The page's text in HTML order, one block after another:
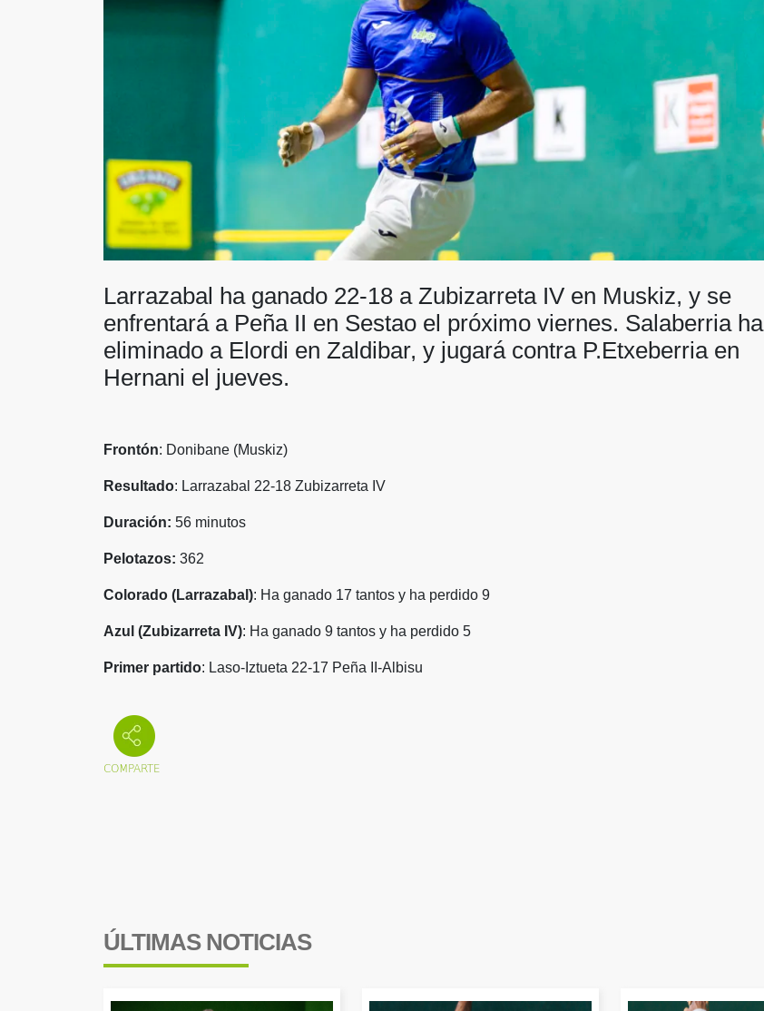
Larrazabal ha ganado 22-18 a Zubizarreta IV en Muskiz, y se
enfrentará a Peña II en Sestao el próximo viernes. Salaberria ha
eliminado a Elordi en Zaldibar, y jugará contra P.Etxeberria en
Hernani el jueves.
Frontón: Donibane (Muskiz)
Resultado: Larrazabal 22-18 Zubizarreta IV
Duración: 56 minutos
Pelotazos: 362
Colorado (Larrazabal): Ha ganado 17 tantos y ha perdido 9
Azul (Zubizarreta IV): Ha ganado 9 tantos y ha perdido 5
Primer partido: Laso-Iztueta 22-17 Peña II-Albisu
ÚLTIMAS NOTICIAS